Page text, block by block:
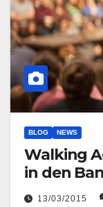
BLOG NEWS
Walking
in den
13/03/2015